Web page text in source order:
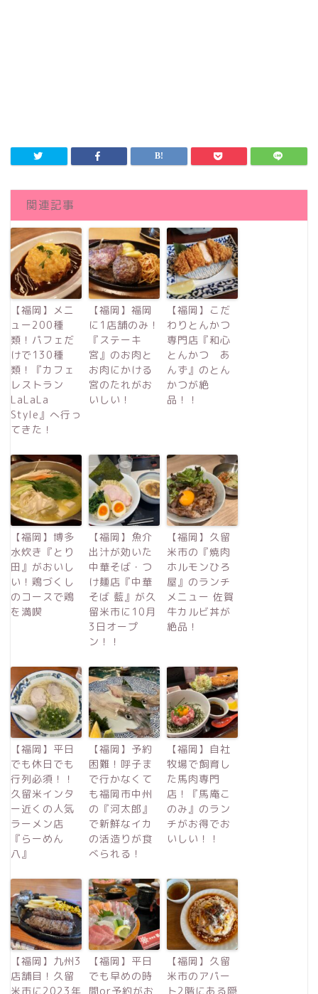
関連記事
【福岡】メニ
ュー200種
類！パフェだ
けで130種
類！『カフェ
レストラン
LaLaLa
Style』へ行っ
てきた！
【福岡】福岡
に1店舗のみ！
『ステーキ
宮』のお肉と
お肉にかける
宮のたれがお
いしい！
【福岡】こだ
わりとんかつ
専門店『和心
とんかつ あ
んず』のとん
かつが絶
品！！
【福岡】博多
水炊き『とり
田』がおいし
い！鶏づくし
のコースで鶏
を満喫
【福岡】魚介
出汁が効いた
中華そば・つ
け麺店『中華
そば 藍』が久
留米市に10月
3日オープ
ン！！
【福岡】久留
米市の『焼肉
ホルモンひろ
屋』のランチ
メニュー 佐賀
牛カルビ丼が
絶品！
【福岡】平日
でも休日でも
行列必須！！
久留米インタ
ー近くの人気
ラーメン店
『らーめん
八』
【福岡】予約
困難！呼子ま
で行かなくて
も福岡市中州
の『河太郎』
で新鮮なイカ
の活造りが食
べられる！
【福岡】自社
牧場で飼育し
た馬肉専門
店！『馬庵こ
のみ』のラン
チがお得でお
いしい！！
【福岡】九州3
店舗目！久留
米市に2023年
【福岡】平日
でも早めの時
間or予約がお
【福岡】久留
米市のアパー
ト2階にある隠